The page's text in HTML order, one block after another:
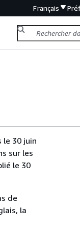
Français
le 30 juin
sur les
le 30
de
la